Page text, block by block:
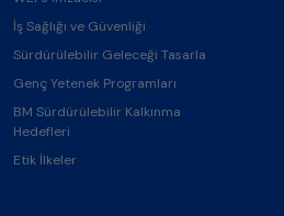
İş Sağlığı ve Güvenliği
Sürdürülebilir Geleceği Tasarla
Genç Yetenek Programları
BM Sürdürülebilir Kalkınma
Hedefleri
Etik İlkeler